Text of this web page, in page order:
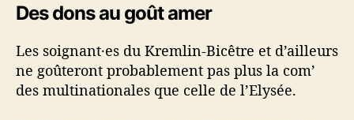
Des dons au goût amer
Les soignant·es du Kremlin-Bicêtre et d’ailleurs
ne goûteront probablement pas plus la com’
des multinationales que celle de l’Elysée.